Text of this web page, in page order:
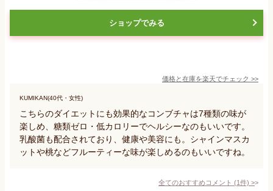
ショップでみる
価格と在庫を楽天でチェック >>
KUMIKAN(40代・女性)
こちらのダイエットにも効果的なコンブチャは7種類の味が
楽しめ、糖類ゼロ・低カロリーでヘルシーなのもいいです。
乳酸菌も配合されており、健康や美容にも。シャインマスカ
ットや桃などフルーティーな味が楽しめるのもいいですね。
全てのおすすめコメント (1件) >